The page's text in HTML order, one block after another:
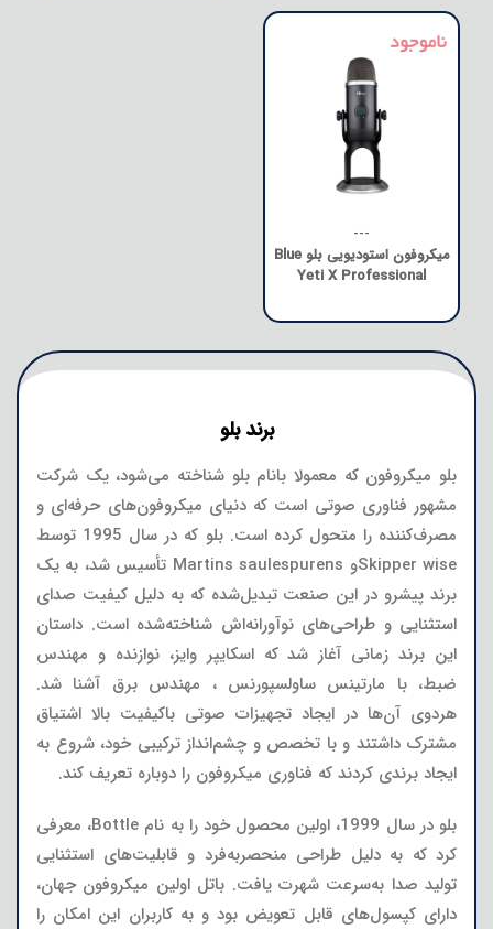
---
میکروفون استودیویی بلو Blue
Yeti X Professional
برند بلو
بلو میکروفون که معمولا بانام بلو شناخته می‌شود، یک شرکت
مشهور فناوری صوتی است که دنیای میکروفون‌های حرفه‌ای و
مصرف‌کننده را متحول کرده است. بلو که در سال 1995 توسط
Skipper wiseو Martins saulespurens تأسیس شد، به یک
برند پیشرو در این صنعت تبدیل‌شده که به دلیل کیفیت صدای
استثنایی و طراحی‌های نوآورانه‌اش شناخته‌شده است. داستان
این برند زمانی آغاز شد که اسکایپر وایز، نوازنده و مهندس
ضبط، با مارتینس ساولسپورنس ، مهندس برق آشنا شد.
هردوی آن‌ها در ایجاد تجهیزات صوتی باکیفیت بالا اشتیاق
مشترک داشتند و با تخصص و چشم‌انداز ترکیبی خود، شروع به
ایجاد برندی کردند که فناوری میکروفون را دوباره تعریف کند.
بلو در سال 1999، اولین محصول خود را به نام Bottle، معرفی
کرد که به دلیل طراحی منحصربه‌فرد و قابلیت‌های استثنایی
تولید صدا به‌سرعت شهرت یافت. باتل اولین میکروفون جهان،
دارای کپسول‌های قابل تعویض بود و به کاربران این امکان را